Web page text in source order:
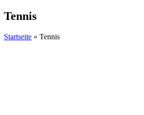
Tennis
Startseite » Tennis